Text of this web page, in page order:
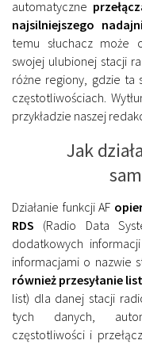
automatyczne
najsilniejszego
temu słuchacz może
swojej ulubionej stacji
różne regiony, gdzie ta
częstotliwościach.
przykładzie naszej
Jak
Działanie funkcji AF
RDS (Radio Data
dodatkowych
informacjami o nazwie
również przesyłanie
list) dla danej stacji
tych danych,
częstotliwości i